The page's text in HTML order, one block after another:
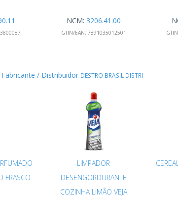
NCM: 3206.41.00
GTIN/EAN: 7891035012501
/ Distribuidor DESTRO BRASIL DISTRI
FRASCO
LIMPADOR
DESENGORDURANTE
COZINHA LIMÃO VEJA